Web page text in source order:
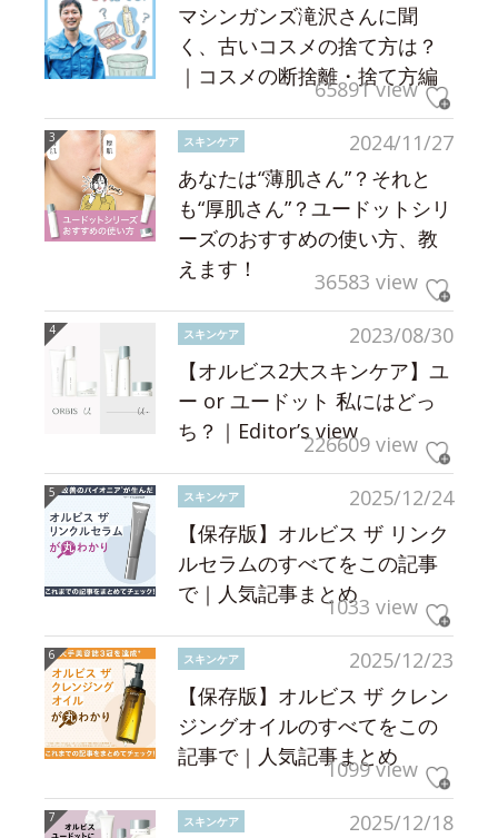
マシンガンズ滝沢さんに聞
く、古いコスメの捨て方は？
｜コスメの断捨離・捨て方編
65891 view
2024/11/27
スキンケア
あなたは“薄肌さん”？それと
も“厚肌さん”？ユードットシリ
ーズのおすすめの使い方、教
えます！
36583 view
2023/08/30
スキンケア
【オルビス2大スキンケア】ユ
ー or ユードット 私にはどっ
ち？｜Editor’s view226609 view
2025/12/24
スキンケア
【保存版】オルビス ザ リンク
ルセラムのすべてをこの記事
で｜人気記事まとめ1033 view
2025/12/23
スキンケア
【保存版】オルビス ザ クレン
ジングオイルのすべてをこの
記事で｜人気記事まとめ
1099 view
2025/12/18
スキンケア